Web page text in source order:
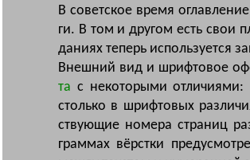
В со­вет­ское вре­мя
ги. В том и дру­гом есть свои
да­ни­ях те­перь ис­поль­зу­ет­ся
Внеш­ний вид и шриф­то­вое
та с не­ко­то­ры­ми от­ли­чи­ями:
столь­ко в шриф­то­вых
ству­ю­щие но­ме­ра стра­ниц
грам­мах вёрст­ки